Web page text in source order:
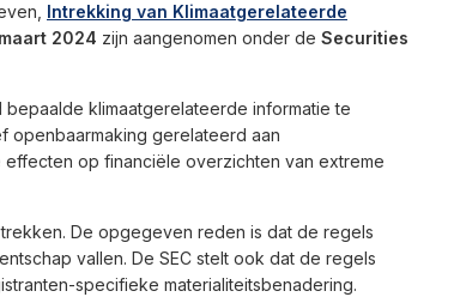
Intrekking van Klimaatgerelateerde
maart 2024 zijn aangenomen onder de Securities
klimaatgerelateerde informatie te
openbaarmaking gerelateerd aan
op financiële overzichten van extreme
De opgegeven reden is dat de regels
vallen. De SEC stelt ook dat de regels
specifieke materialiteitsbenadering.